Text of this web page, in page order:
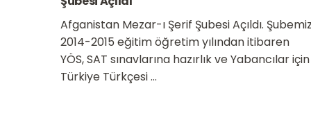
Afganistan Mezar-ı Şerif Şubesi Açıldı.
2014-2015 eğitim öğretim yılından itibaren
YÖS, SAT sınavlarına hazırlık ve Yabancılar için
Türkiye Türkçesi ...